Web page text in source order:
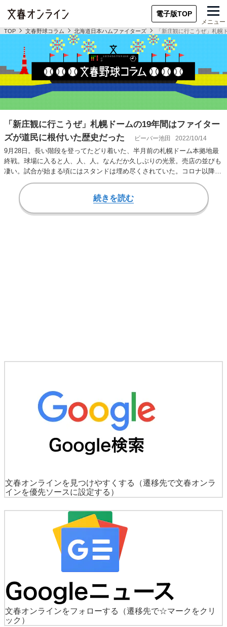
電子版TOP
メニュー
TOP 文春野球コラム 北海道日本ハムファイターズ 「新庄観に行こうぜ」札
「新庄観に行こうぜ」札幌ドームの19年間はファイター
ズが道民に根付いた歴史だった
ビーバー池田 2022/10/14
9月28日。長い階段を登ってたどり着いた、半月前の札幌ドーム本拠地最
終戦。球場に入ると人、人、人。なんだか久しぶりの光景。売店の並びも
凄い。試合が始まる頃にはスタンドは埋め尽くされていた。コロナ以降は
ほとんど見られ…
続きを読む
文春オンラインを見つけやすくする
（遷移先で文春オンラ
インを優先ソースに設定する）
文春オンラインをフォローする
（遷移先で☆マークをクリ
ック）